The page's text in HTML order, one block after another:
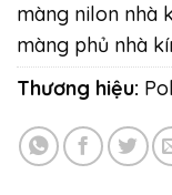
màng nilon nhà
màng phủ nhà
Thương hiệu: